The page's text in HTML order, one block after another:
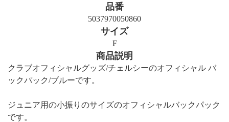
品番
5037970050860
サイズ
F
商品説明
クラブオフィシャルグッズ/チェルシーのオフィシャル バ
ックパック/ブルーです。
ジュニア用の小振りのサイズのオフィシャルバックパック
です。